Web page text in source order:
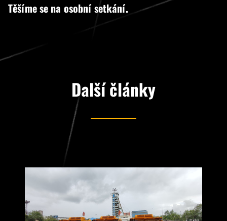
Těšíme se na osobní setkání.
Další články